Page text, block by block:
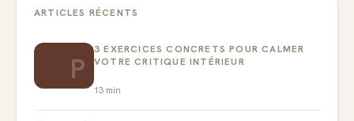
ARTICLES RÉCENTS
P
3 EXERCICES CONCRETS POUR CALMER
VOTRE CRITIQUE INTÉRIEUR
13 min